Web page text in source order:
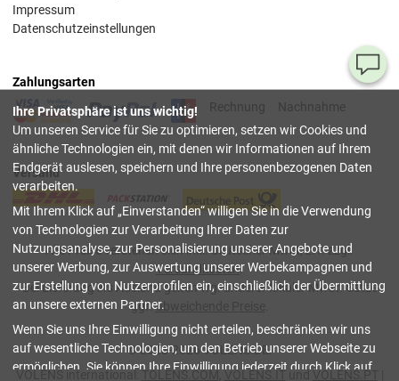
Impressum
Datenschutzeinstellungen
Zahlungsarten
Rechnung
Nachnahme
Versand
Alle Preise verstehen sich inkl. deutscher Mwst, z.T. zzgl.
Versandkosten.
Bei Lieferung ins Ausland gelten wg. anderer lokaler Mwst.-Sätze
ggf.abweichende Preise
© 2003-2026 VOLENS.DE.
Ihre Privatsphäre ist uns wichtig!
Um unseren Service für Sie zu optimieren, setzen wir Cookies und
ähnliche Technologien ein, mit denen wir Informationen auf Ihrem
Endgerät auslesen, speichern und Ihre personenbezogenen Daten
verarbeiten.
Mit Ihrem Klick auf Einverstanden willigen Sie in die Verwendung
von Technologien zur Verarbeitung Ihrer Daten zur
Nutzungsanalyse, zur Personalisierung unserer Angebote und
unserer Werbung, zur Auswertung unserer Werbekampagnen und
zur Erstellung von Nutzerprofilen ein, einschließlich der Übermittlung
an unsere externen Partner.
Wenn Sie uns Ihre Einwilligung nicht erteilen, beschränken wir uns
auf wesentliche Technologien, um den Betrieb unserer Webseite zu
ermöglichen. Sie können Ihre Einwilligung jederzeit durch Klick auf
Sie
schließen